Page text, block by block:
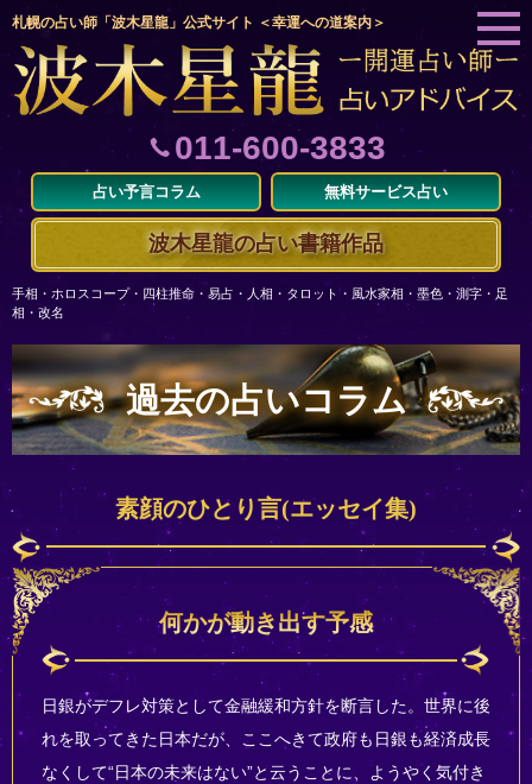
札幌の占い師「波木星龍」公式サイト ＜幸運への道案内＞
011-600-3833
占い予言コラム 無料サービス占い
波木星龍の占い書籍作品
手相・ホロスコープ・四柱推命・易占・人相・タロット・風水家相・墨色・測字・足
相・改名
過去の占いコラム
素顔のひとり言(エッセイ集)
何かが動き出す予感
日銀がデフレ対策として金融緩和方針を断言した。世界に後
れを取ってきた日本だが、ここへきて政府も日銀も経済成長
なくして“日本の未来はない”と云うことに、ようやく気付き